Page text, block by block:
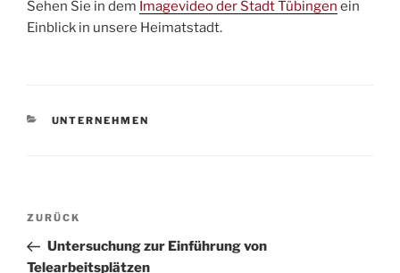
Sehen Sie in dem Imagevideo der Stadt Tübingen ein
Einblick in unsere Heimatstadt.
KATEGORIEN
UNTERNEHMEN
Beitragsnavigation
Vorheriger
Beitrag
ZURÜCK
Untersuchung zur Einführung von
Telearbeitsplätzen